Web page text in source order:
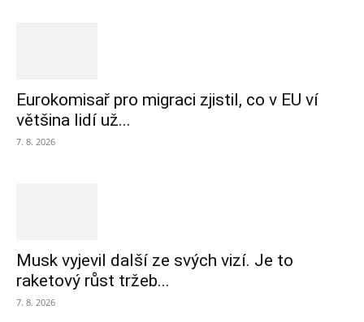
Eurokomisař pro migraci zjistil, co v EU ví
většina lidí už...
7. 8. 2026
Musk vyjevil další ze svých vizí. Je to
raketový růst tržeb...
7. 8. 2026